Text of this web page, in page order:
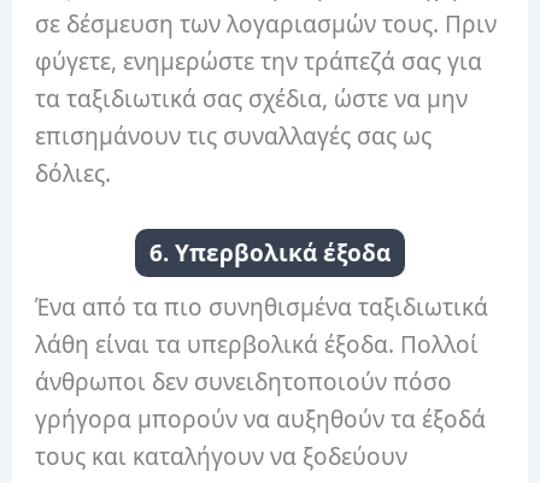
σε δέσμευση των λογαριασμών τους. Πριν
φύγετε, ενημερώστε την τράπεζά σας για
τα ταξιδιωτικά σας σχέδια, ώστε να μην
επισημάνουν τις συναλλαγές σας ως
δόλιες.
6. Υπερβολικά έξοδα
Ένα από τα πιο συνηθισμένα ταξιδιωτικά
λάθη είναι τα υπερβολικά έξοδα. Πολλοί
άνθρωποι δεν συνειδητοποιούν πόσο
γρήγορα μπορούν να αυξηθούν τα έξοδά
τους και καταλήγουν να ξοδεύουν